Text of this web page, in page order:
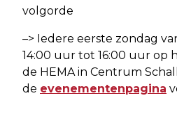
volgorde
–> Iedere eerste zondag
14:00 uur tot 16:00 uur op
de HEMA in Centrum
de evenementenpagina